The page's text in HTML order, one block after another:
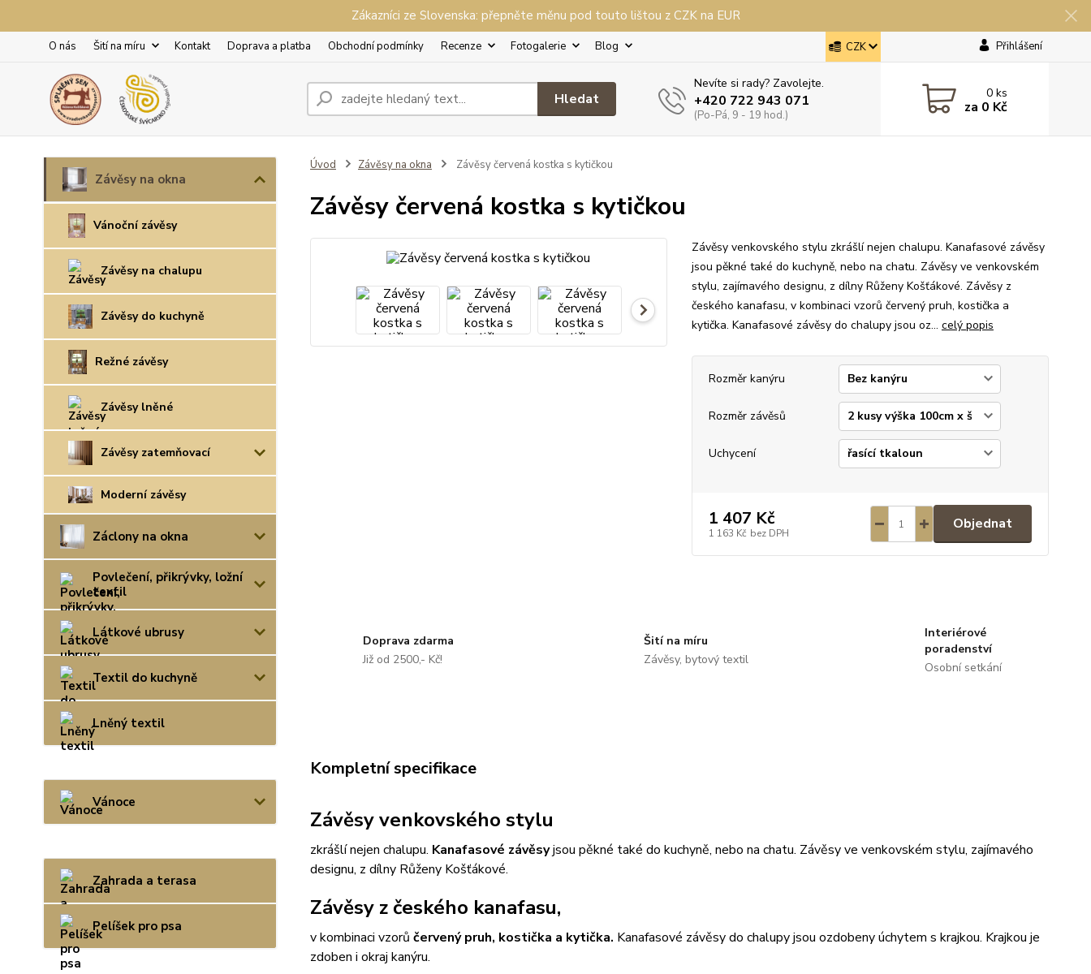
Zákazníci ze Slovenska: přepněte měnu pod touto lištou z CZK na EUR
O nás Šití na míru Kontakt Doprava a platba Obchodní podmínky Recenze Fotogalerie Blog CZK Přihlášení
Hledat
Nevíte si rady? Zavolejte.
+420 722 943 071
(Po-Pá, 9 - 19 hod.)
0ks
za 0 Kč
Závěsy na okna
Vánoční závěsy
Závěsy na chalupu
Závěsy do kuchyně
Režné závěsy
Závěsy lněné
Závěsy zatemňovací
Moderní závěsy
Záclony na okna
Povlečení, přikrývky, ložní
textil
Látkové ubrusy
Textil do kuchyně
Lněný textil
Vánoce
Zahrada a terasa
Pelíšek pro psa
Úvod Závěsy na okna Závěsy červená kostka s kytičkou
Závěsy červená kostka s kytičkou
Závěsy venkovského stylu zkrášlí nejen chalupu. Kanafasové závěsy
jsou pěkné také do kuchyně, nebo na chatu. Závěsy ve venkovském
stylu, zajímavého designu, z dílny Růženy Košťákové. Závěsy z
českého kanafasu, v kombinaci vzorů červený pruh, kostička a
kytička. Kanafasové závěsy do chalupy jsou oz... celý popis
Rozměr kanýru
Rozměr závěsů
Uchycení
1 407 Kč
1 163 Kč bez DPH
Objednat
Doprava zdarma
Již od 2500,- Kč!
Šití na míru
Závěsy, bytový textil
Interiérové
poradenství
Osobní setkání
Kompletní specifikace
Závěsy venkovského stylu
zkrášlí nejen chalupu. Kanafasové závěsyjsou pěkné také do kuchyně, nebo na chatu. Závěsy ve venkovském stylu, zajímavého
designu, z dílny Růženy Košťákové.
Závěsy z českého kanafasu,
v kombinaci vzorů červený pruh, kostička a kytička. Kanafasové závěsy do chalupy jsou ozdobeny úchytem s krajkou. Krajkou je
zdoben i okraj kanýru.